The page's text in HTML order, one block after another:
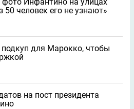
человек его не узнают»
для Марокко, чтобы
на пост президента